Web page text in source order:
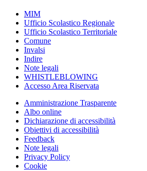
MIM
Ufficio Scolastico Regionale
Ufficio Scolastico Territoriale
Comune
Invalsi
Indire
Note legali
WHISTLEBLOWING
Accesso Area Riservata
Amministrazione Trasparente
Albo online
Dichiarazione di accessibilità
Obiettivi di accessibilità
Feedback
Note legali
Privacy Policy
Cookie